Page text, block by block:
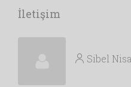
İletişim
Sibel